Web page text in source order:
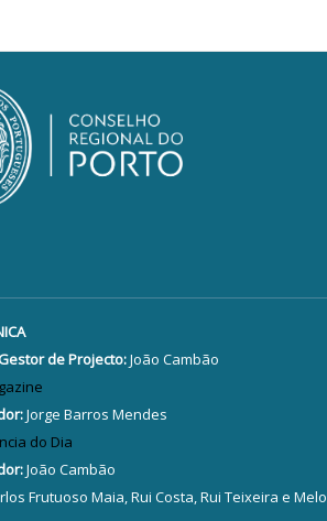
de Projecto:João Cambão
Jorge Barros Mendes
do Dia
João Cambão
Frutuoso Maia, Rui Costa, Rui Teixeira e Melo